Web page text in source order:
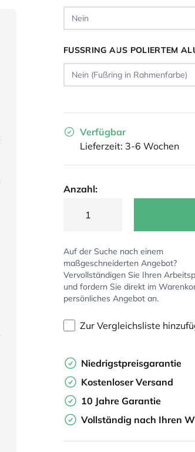
FUSSRING AUS POLIERTEM
Verfügbar
Lieferzeit: 3-6 Wochen
Anzahl:
Auf der Suche nach einem
maßgeschneiderten Angebot?
Vervollständigen Sie Ihren
und fordern Sie direkt im
persönliches Angebot an.
Zur Vergleichsliste
Niedrigstpreisgarantie
Kostenloser Versand
10 Jahre Garantie
Vollständig nach Ihren